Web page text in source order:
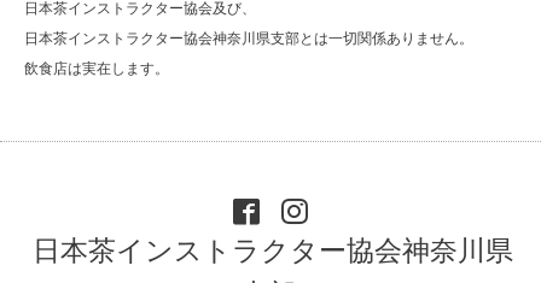
日本茶インストラクター協会及び、
日本茶インストラクター協会神奈川県支部とは一切関係ありません。
飲食店は実在します。
日本茶インストラクター協会神奈川県